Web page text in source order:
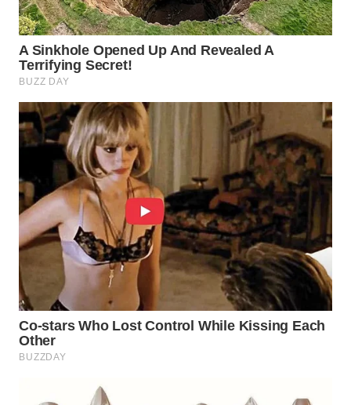
UMKM
WAHANA
SELEB
WAHANA
PERSONA
WAHANA
OTOMOTIF
WAHANA
HEALTH
WAHANA
DESA
WISATA
LAPAK